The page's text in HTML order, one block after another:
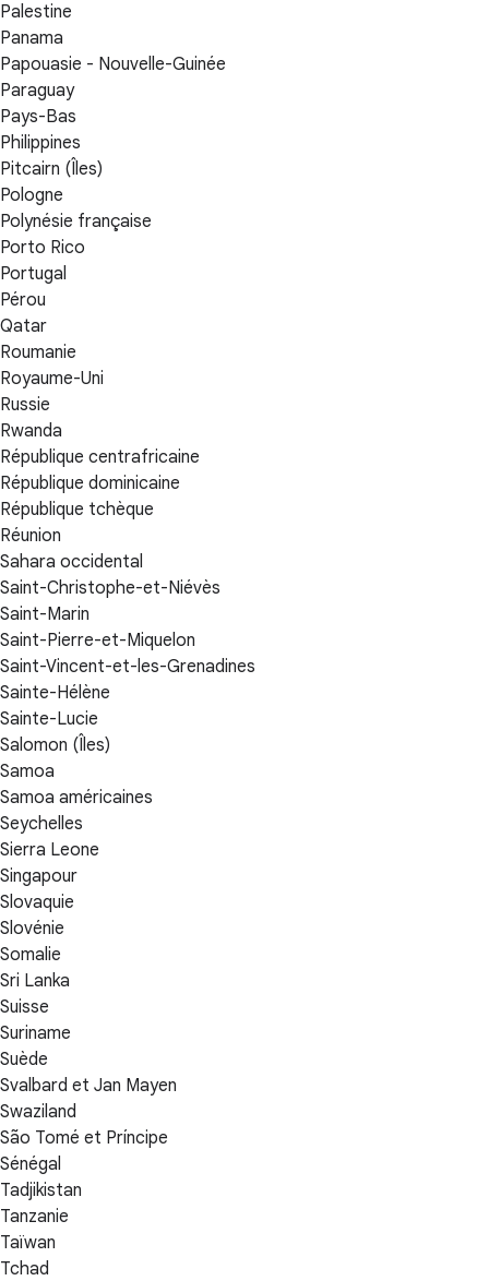
Palestine
Panama
Papouasie - Nouvelle-Guinée
Paraguay
Pays-Bas
Philippines
Pitcairn (Îles)
Pologne
Polynésie française
Porto Rico
Portugal
Pérou
Qatar
Roumanie
Royaume-Uni
Russie
Rwanda
République centrafricaine
République dominicaine
République tchèque
Réunion
Sahara occidental
Saint-Christophe-et-Niévès
Saint-Marin
Saint-Pierre-et-Miquelon
Saint-Vincent-et-les-Grenadines
Sainte-Hélène
Sainte-Lucie
Salomon (Îles)
Samoa
Samoa américaines
Seychelles
Sierra Leone
Singapour
Slovaquie
Slovénie
Somalie
Sri Lanka
Suisse
Suriname
Suède
Svalbard et Jan Mayen
Swaziland
São Tomé et Príncipe
Sénégal
Tadjikistan
Tanzanie
Taïwan
Tchad